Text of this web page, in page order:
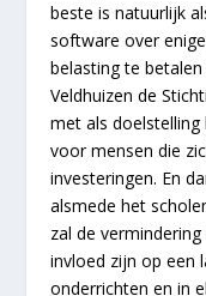
beste is natuurlijk
software over
belasting te
Veldhuizen de
met als
voor mensen die
investeringen. En
alsmede het
zal de
invloed zijn op een
onderrichten en in